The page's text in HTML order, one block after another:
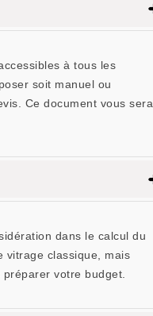
à tous les
soit manuel ou
Ce document vous sera
dans le calcul du
vitrage classique, mais
votre budget.